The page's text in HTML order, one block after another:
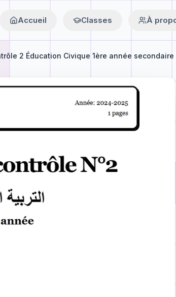
Accueil Classes À
2 Éducation Civique 1ère année secondaire